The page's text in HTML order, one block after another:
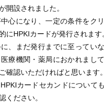
開設されました。
心になり、一定の条件をク
にHPKIカードが発行されます
に、まだ発行までに至ってい
療機関・薬局におかれまし
確認いただければと思います。
カードセカンドについて
ください。